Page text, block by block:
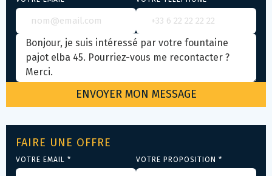
FAIRE UNE OFFRE
VOTRE EMAIL * VOTRE PROPOSITION *